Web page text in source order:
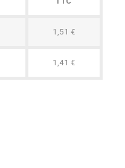
1,51 €
1,41 €